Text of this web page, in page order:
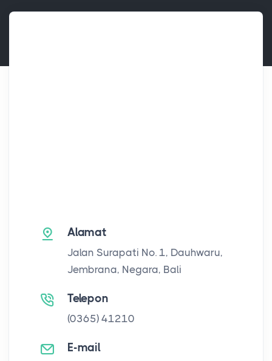
Alamat
Jalan Surapati No. 1, Dauhwaru,
Jembrana, Negara, Bali
Telepon
(0365) 41210
E-mail